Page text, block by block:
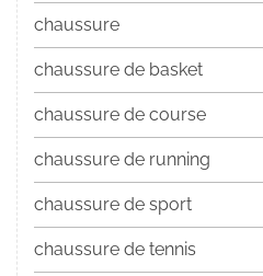
chaussure
chaussure de basket
chaussure de course
chaussure de running
chaussure de sport
chaussure de tennis